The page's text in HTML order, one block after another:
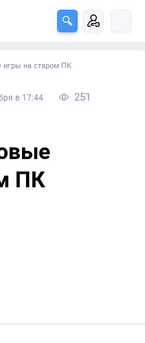
игры на старом ПК
в 17:44 251
ПК